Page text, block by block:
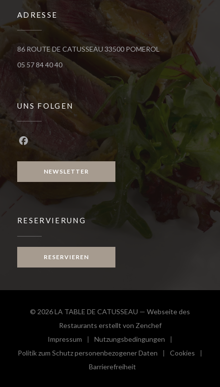
ADRESSE
86 ROUTE DE CATUSSEAU 33500 POMEROL
((öffnet ein neues
05 57 84 40 40
UNS FOLGEN
Facebook ((öffnet ein neues Fenster))
NEWSLETTER
RESERVIERUNG
RESERVIEREN
© 2026 LA TABLE DE CATUSSEAU — Webseite des
Restaurants erstellt von Zenchef((öffnet ein neues
Impressum
((öffnet ein neues Fenster))
Nutzungsbedingungen
((öffnet ein neues Fenster))
Politik zum Schutz personenbezogener Daten
((öffnet ein neues Fenster))
Cookies
((öffnet
Barrierefreiheit